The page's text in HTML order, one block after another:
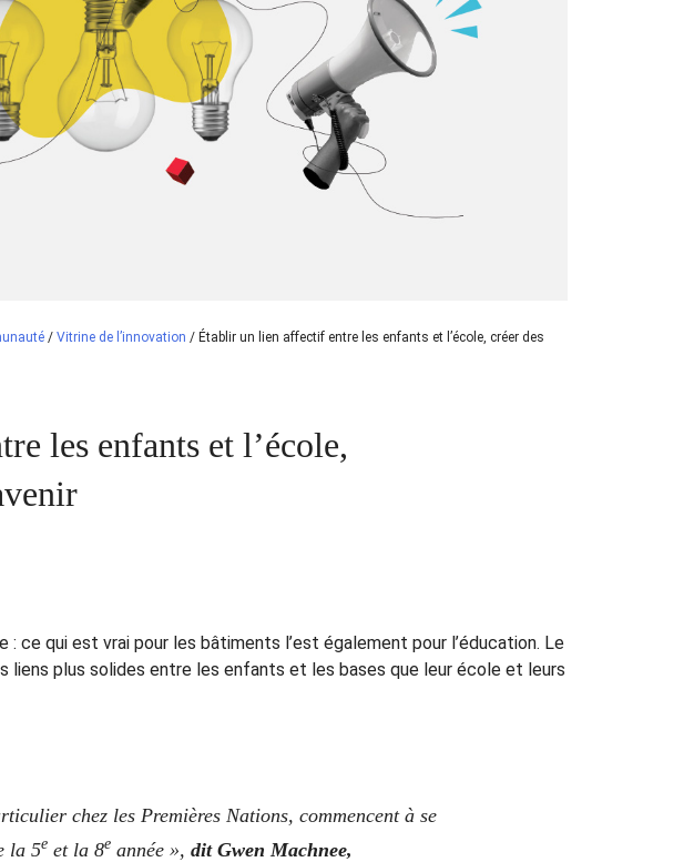
/ Vitrine de l’innovation / Établir un lien affectif entre les enfants et l’école, créer des
les enfants et l’école,
ce qui est vrai pour les bâtiments l’est également pour l’éducation. Le
liens plus solides entre les enfants et les bases que leur école et leurs
chez les Premières Nations, commencent à se
la 5e et la 8e année », dit Gwen Machnee,